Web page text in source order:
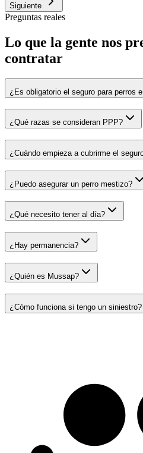
Siguiente
Preguntas reales
Lo que la gente nos
contratar
¿Es obligatorio el seguro para perros
¿Qué razas se consideran PPP?
¿Cuándo empieza a cubrirme el
¿Puedo asegurar un perro mestizo?
¿Qué necesito tener al día?
¿Hay permanencia?
¿Quién es Mussap?
¿Cómo funciona si tengo un siniestro?